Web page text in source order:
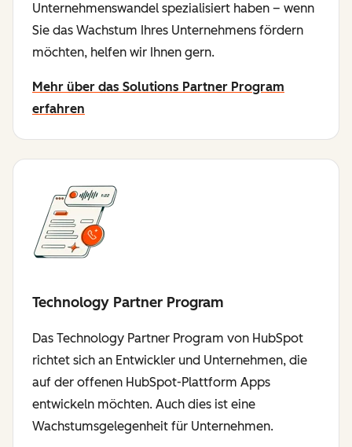
Unternehmenswandel spezialisiert haben – wenn
Sie das Wachstum Ihres Unternehmens fördern
möchten, helfen wir Ihnen gern.
Mehr über das Solutions Partner Program
erfahren
Technology Partner Program
Das Technology Partner Program von HubSpot
richtet sich an Entwickler und Unternehmen, die
auf der offenen HubSpot-Plattform Apps
entwickeln möchten. Auch dies ist eine
Wachstumsgelegenheit für Unternehmen.